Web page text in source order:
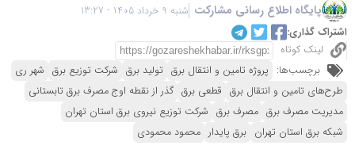
پایگاه اطلاع رسانی مشارکت شنبه 9 خرداد 1405 - 13:27
اشتراک گذاری:
لینک کوتاه
برچسب‌ها: پروژه تامین و انتقال برق تولید برق شرکت توزیع برق شهر ری
طرح‌های تامین و انتقال برق قطعی برق گذر از نقطه اوج مصرف برق تابستانی
مدیریت مصرف برق مصرف برق شرکت توزیع نیروی برق استان تهران
شبکه برق استان تهران برق پایدار محمود محمودی